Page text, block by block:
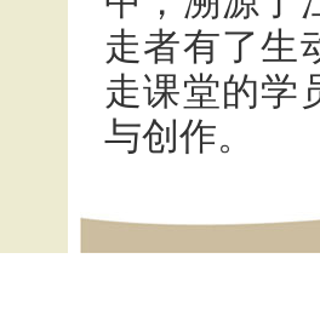
走者有了生
走课堂的学
与创作。